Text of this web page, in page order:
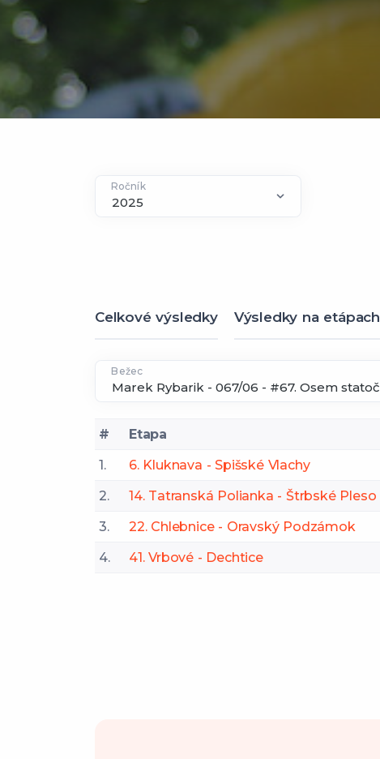
Ročník
Celkové výsledky Výsledky na etápach
Bežec
# Etapa
1.
6. Kluknava - Spišské Vlachy
2.
14. Tatranská Polianka - Štrbské Pleso
3.
22. Chlebnice - Oravský Podzámok
4.
41. Vrbové - Dechtice